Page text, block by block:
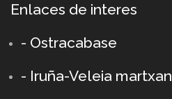
Enlaces de interes
- Ostracabase
- Iruña-Veleia martxan